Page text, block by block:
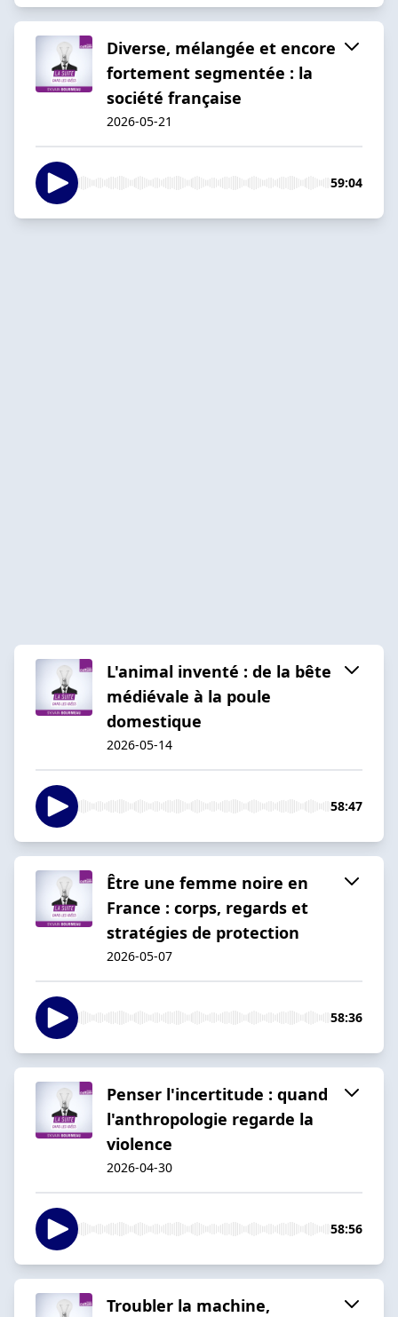
Diverse, mélangée et encore
fortement segmentée : la
société française
2026-05-21
59:04
L'animal inventé : de la bête
médiévale à la poule
domestique
2026-05-14
58:47
Être une femme noire en
France : corps, regards et
stratégies de protection
2026-05-07
58:36
Penser l'incertitude : quand
l'anthropologie regarde la
violence
2026-04-30
58:56
Troubler la machine,